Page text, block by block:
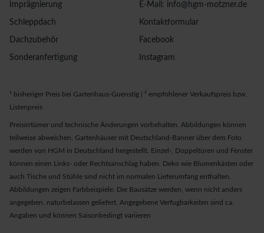
Imprägnierung
Schleppdach
Dachzubehör
Sonderanfertigung
E-Mail: info@hgm-motzner.de
Kontaktformular
Facebook
Instagram
¹ bisheriger Preis bei Gartenhaus-Guenstig | ² empfohlener Verkaufspreis bzw.
Listenpreis
Preisirrtümer und technische Änderungen vorbehalten. Abbildungen können
teilweise abweichen. Gartenhäuser mit Deutschland-Banner über dem Foto
werden von HGM in Deutschland hergestellt. Einzel-, Doppeltüren und Fenster
können einen Links- oder Rechtsanschlag haben. Deko wie Blumenkästen oder
auch Tische und Stühle sind nicht im normalen Lieferumfang enthalten.
Abbildungen zeigen Farbbeispiele. Die Bausätze werden, wenn nicht anders
angegeben, naturbelassen geliefert. Angegebene Verfugbarkeiten sind ca.
Angaben und können Saisonbedingt variieren